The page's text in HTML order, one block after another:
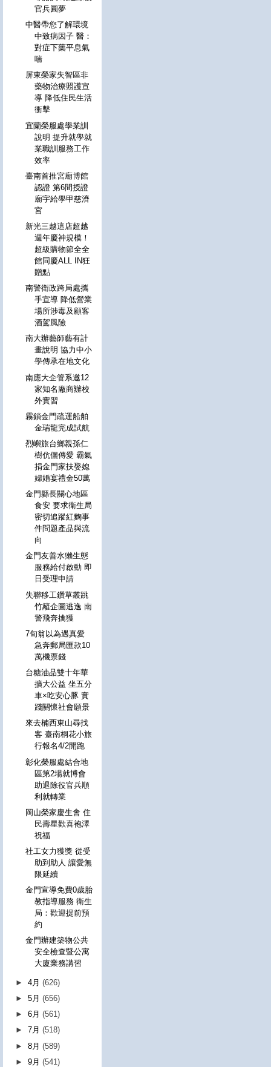
官兵圓夢
中醫帶您了解環境
中致病因子 醫：
對症下藥平息氣
喘
屏東榮家失智區非
藥物治療照護宣
導 降低住民生活
衝擊
宜蘭榮服處學業訓
說明 提升就學就
業職訓服務工作
效率
臺南首推宮廟博館
認證 第6間授證
廟宇給學甲慈濟
宮
新光三越這店超越
週年慶神規模！
超級購物節全全
館同慶ALL IN狂
贈點
南警衛政跨局處攜
手宣導 降低營業
場所涉毒及顧客
酒駕風險
南大辦藝師藝有計
畫說明 協力中小
學傳承在地文化
南應大企管系邀12
家知名廠商辦校
外實習
霧鎖金門疏運船舶
金瑞龍完成試航
烈嶼旅台鄉親孫仁
樹伉儷傳愛 霸氣
捐金門家扶娶媳
婦婚宴禮金50萬
金門縣長關心地區
食安 要求衛生局
密切追蹤紅麴事
件問題產品與流
向
金門友善水獺生態
服務給付啟動 即
日受理申請
失聯移工鑽草叢跳
竹籬企圖逃逸 南
警飛奔擒獲
7旬翁以為遇真愛
急奔郵局匯款10
萬機票錢
台糖油品雙十年華
擴大公益 坐五分
車×吃安心豚 實
踐關懷社會願景
來去楠西東山尋找
客 臺南桐花小旅
行報名4/2開跑
彰化榮服處結合地
區第2場就博會
助退除役官兵順
利就轉業
岡山榮家慶生會 住
民壽星歡喜袍澤
祝福
社工女力獲獎 從受
助到助人 讓愛無
限延續
金門宣導免費0歲胎
教指導服務 衛生
局：歡迎提前預
約
金門辦建築物公共
安全檢查暨公寓
大廈業務講習
►4月(626)
►5月(656)
►6月(561)
►7月(518)
►8月(589)
►9月(541)